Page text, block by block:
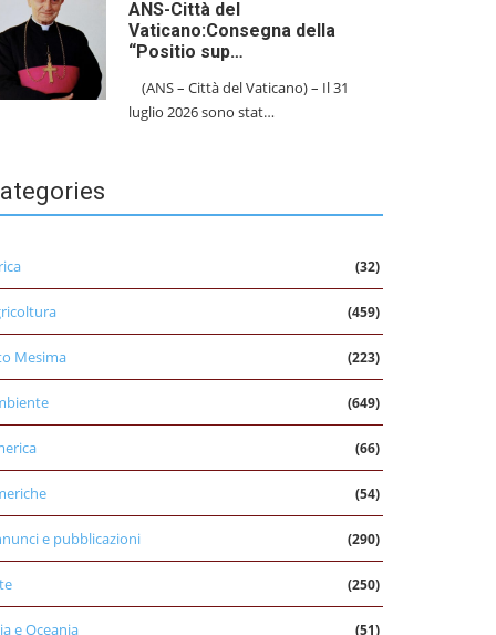
ANS-Città del
Vaticano:Consegna della
“Positio sup…
(ANS – Città del Vaticano) – Il 31
luglio 2026 sono stat…
(32)
(459)
Mesima (223)
(649)
(66)
(54)
e pubblicazioni (290)
(250)
e Oceania (51)